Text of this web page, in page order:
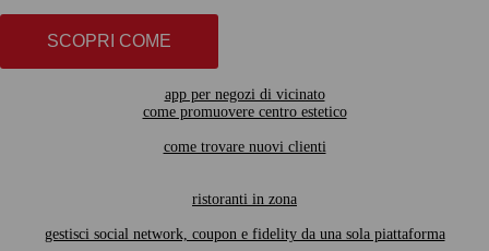
SCOPRI COME
app per negozi di vicinato
come promuovere centro estetico
come trovare nuovi clienti
ristoranti in zona
gestisci social network, coupon e fidelity da una sola piattaforma